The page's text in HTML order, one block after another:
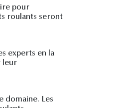
pour
roulants seront
experts en la
leur
domaine. Les